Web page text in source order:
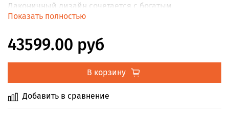
Добавить в сравнение
Лаконичный дизайн сочетается с богатым
функционалом, делая эту модель идеальной для
Спальный блок
Люлька выполнена из инновационного EPP —
экологически безопасного материала с высокими
теплоизоляционными свойствами. Продуманная
Показать полностью
43599.00 руб
В корзину